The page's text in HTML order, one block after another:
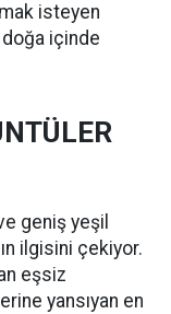
isteyen
doğa içinde
geniş yeşil
ilgisini çekiyor.
eşsiz
yansıyan en